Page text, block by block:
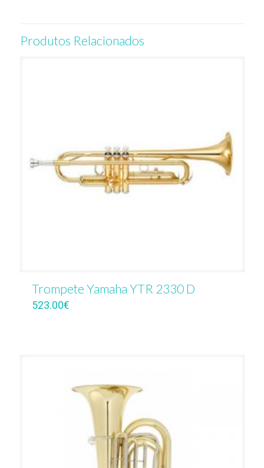
Produtos Relacionados
Trompete Yamaha YTR 2330 D
523.00€